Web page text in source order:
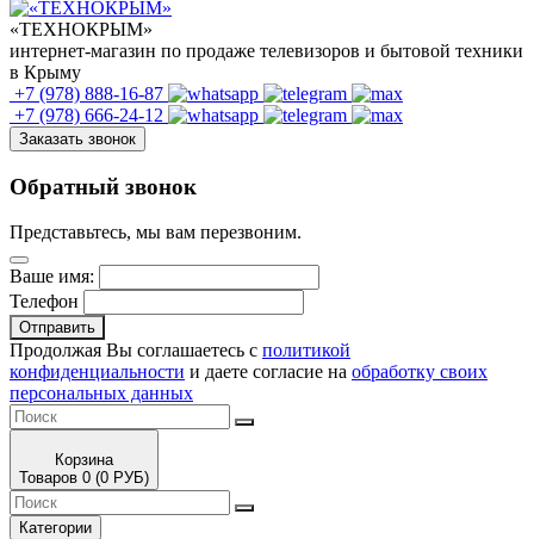
«ТЕХНОКРЫМ»
интернет-магазин по продаже телевизоров и бытовой техники
в Крыму
+7 (978) 888-16-87
+7 (978) 666-24-12
Заказать звонок
Обратный звонок
Представьтесь, мы вам перезвоним.
Ваше имя:
Телефон
Отправить
Продолжая Вы соглашаетесь с политикой
конфиденциальности и даете согласие на обработку своих
персональных данных
Корзина
Товаров 0 (0 РУБ)
Категории